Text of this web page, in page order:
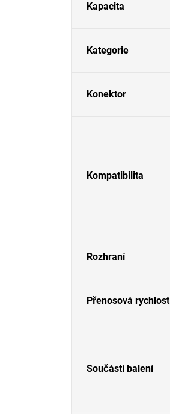
Kapacita
Kategorie
Konektor
Kompatibilita
Rozhraní
Přenosová rychlost
Součástí balení